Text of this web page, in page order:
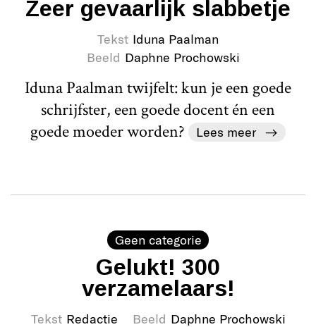
Zeer gevaarlijk slabbetje
Tekst Iduna Paalman
Beeld Daphne Prochowski
Iduna Paalman twijfelt: kun je een goede
schrijfster, een goede docent én een
goede moeder worden?
Lees meer
Geen categorie
Gelukt! 300
verzamelaars!
Tekst Redactie Beeld Daphne Prochowski